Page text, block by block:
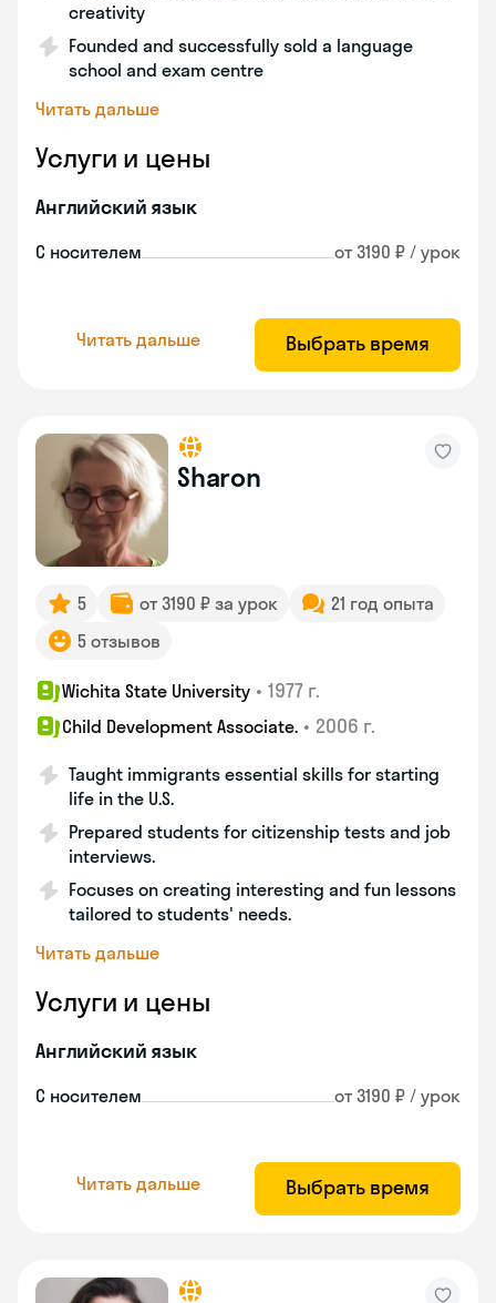
creativity
Founded and successfully sold a language
school and exam centre
Читать дальше
Услуги и цены
Английский язык
С носителем от 3190 ₽ / урок
Читать дальше Выбрать время
Sharon
5 от 3190 ₽ за урок
21 год опыта
5 отзывов
Wichita State University • 1977 г.
Child Development Associate. • 2006 г.
Taught immigrants essential skills for starting
life in the U.S.
Prepared students for citizenship tests and job
interviews.
Focuses on creating interesting and fun lessons
tailored to students' needs.
Читать дальше
Услуги и цены
Английский язык
С носителем от 3190 ₽ / урок
Читать дальше Выбрать время